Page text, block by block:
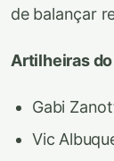
de balançar
Artilheiras
Gabi
Vic